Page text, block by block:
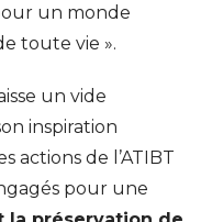
un monde
toute vie ».
un vide
inspiration
actions de l’ATIBT
pour une